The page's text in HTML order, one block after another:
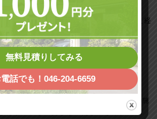
の全面養生、粉じん飛散対策、資材搬入経
着工、共用ダクトへ無届け接続、外壁貫
告を添えると承認までがスムーズです。施
明確にすると安心感が高まります。
無料見積りしてみる
話でも！046-204-6659